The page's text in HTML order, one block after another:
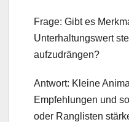
Frage: Gibt es
Unterhaltungswert
aufzudrängen?
Antwort: Kleine
Empfehlungen und
oder Ranglisten